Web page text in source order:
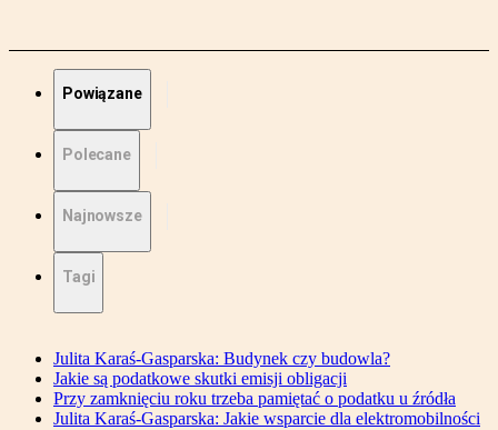
Powiązane
Polecane
Najnowsze
Tagi
Julita Karaś-Gasparska: Budynek czy budowla?
Jakie są podatkowe skutki emisji obligacji
Przy zamknięciu roku trzeba pamiętać o podatku u źródła
Julita Karaś-Gasparska: Jakie wsparcie dla elektromobilności